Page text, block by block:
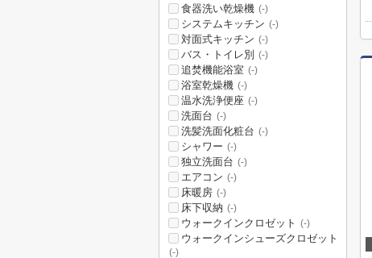
食器洗い乾燥機 (-)
システムキッチン (-)
対面式キッチン (-)
バス・トイレ別 (-)
追焚機能浴室 (-)
浴室乾燥機 (-)
温水洗浄便座 (-)
洗面台 (-)
洗髪洗面化粧台 (-)
シャワー (-)
独立洗面台 (-)
エアコン (-)
床暖房 (-)
床下収納 (-)
ウォークインクロゼット (-)
ウォークインシューズクロゼット
(-)